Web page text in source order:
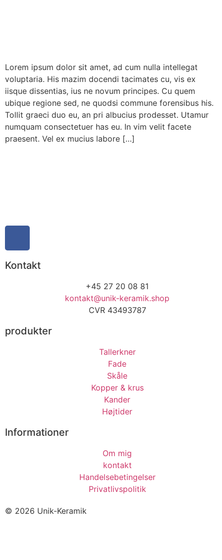
Lorem ipsum dolor sit amet, ad cum nulla intellegat
voluptaria. His mazim docendi tacimates cu, vis ex
iisque dissentias, ius ne novum principes. Cu quem
ubique regione sed, ne quodsi commune forensibus his.
Tollit graeci duo eu, an pri albucius prodesset. Utamur
numquam consectetuer has eu. In vim velit facete
praesent. Vel ex mucius labore […]
Kontakt
+45 27 20 08 81
kontakt@unik-keramik.shop
CVR 43493787
produkter
Tallerkner
Fade
Skåle
Kopper & krus
Kander
Højtider
Informationer
Om mig
kontakt
Handelsebetingelser
Privatlivspolitik
© 2026 Unik-Keramik